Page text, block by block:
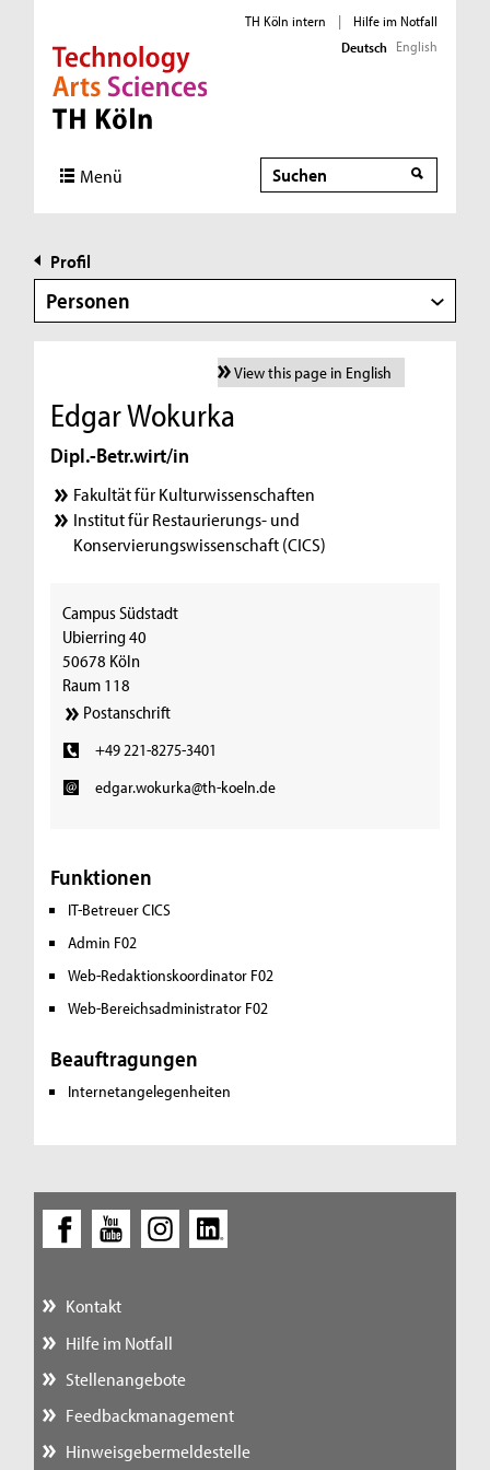
Direkt zur Hauptnavigation
Direkt zur Subnavigation
Direkt zum Inhalt
Direkt zum Fußbereich
TH Köln intern |
Hilfe im Notfall
Deutsch English
Menü Suche
Profil
Personen
View this page in English
Edgar Wokurka
Dipl.-Betr.wirt/in
Fakultät für Kulturwissenschaften
Institut für Restaurierungs- und
Konservierungswissenschaft (CICS)
Campus Südstadt
Ubierring 40
50678 Köln
Raum 118
Postanschrift
+49 221-8275-3401
edgar.wokurka@th-koeln.de
Funktionen
IT-Betreuer CICS
Admin F02
Web-Redaktionskoordinator F02
Web-Bereichsadministrator F02
Beauftragungen
Internetangelegenheiten
Kontakt
Hilfe im Notfall
Stellenangebote
Feedbackmanagement
Hinweisgebermeldestelle